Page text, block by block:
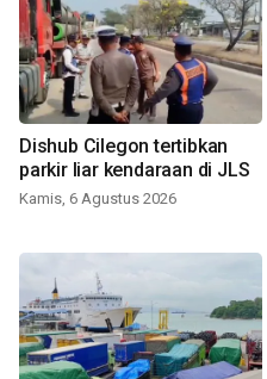
Dishub Cilegon tertibkan
parkir liar kendaraan di JLS
Kamis, 6 Agustus 2026